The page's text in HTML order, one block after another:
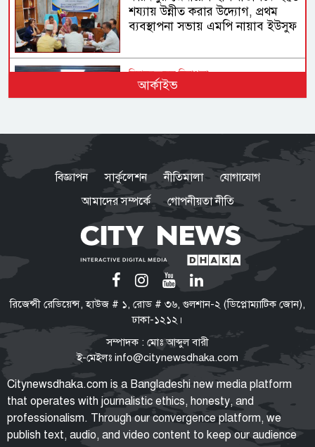
শয্যায় উন্নীত করার উদ্যোগ, প্রথম
ব্যবস্থাপনা সভায় এমপি নায়াব ইউসুফ
বিমানবন্দরের নিরাপত্তা
ভিআইপি ও সিআইপি ব্যক্তিসহ
দেওয়ার সুযোগ দিল, বিবিসি বাংলাকে
যা বললেন স্বরাষ্ট্রমন্ত্রী
মারো না কেন ওদের?
ওবায়দুল কাদের-সাদ্দামের কল রেকর্ড
ট্রাইব্যুনালে দাখিল
তনু হত্যা মামলা
সাবেক সেনাসদস্য হাফিজুরের জামিন
স্থগিত, ২৪ ঘণ্টার মধ্যে আত্মসমর্পণের
নির্দেশ
বাংলাদেশে রাষ্ট্রপতি নির্বাচন যেভাবে
হয়: সংবিধান কী বলে, কবে থেকে শুরু
এই পদ্ধতি?
আর্কাইভ
বিজ্ঞাপন সার্কুলেশন নীতিমালা
যোগাযোগ
আমাদের সম্পর্কে
গোপনীয়তা নীতি
রিজেন্সী রেডিয়েন্স, হাউজ # ১, রোড # ৩৬, গুলশান-২ (ডিপ্লোম্যাটিক জোন),
ঢাকা-১২১২।
সম্পাদক : মোঃ আব্দুল বারী
ই-মেইলঃ info@citynewsdhaka.com
Citynewsdhaka.com is a Bangladeshi new media platform
that operates with journalistic ethics, honesty, and
professionalism. Through our convergence platform, we
publish text, audio, and video content to keep our audience